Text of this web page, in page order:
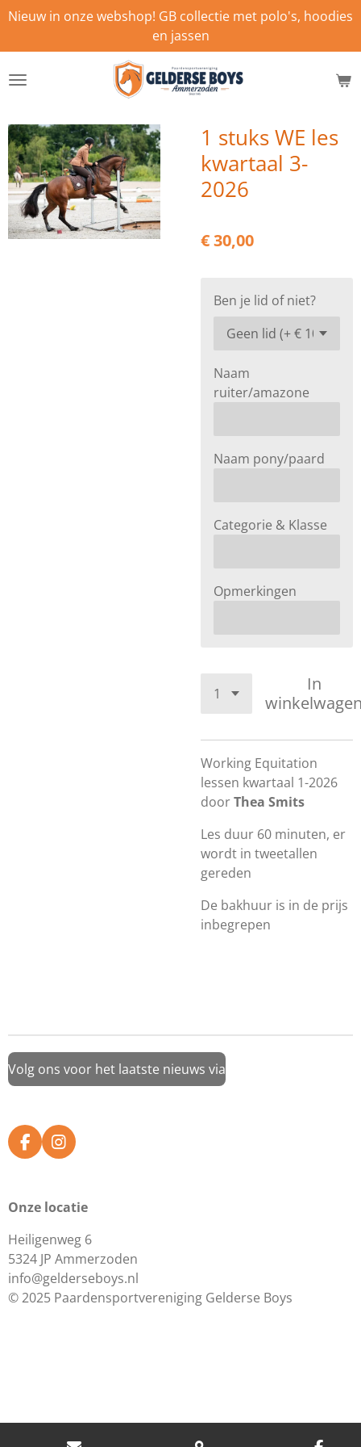
Ga
naar
de
Nieuw in onze webshop! GB collectie met polo's, hoodies
en jassen
1 stuks WE les
kwartaal 3-
2026
€ 30,00
Ben je lid of niet?
Naam
ruiter/amazone
Naam pony/paard
Categorie & Klasse
Opmerkingen
In
Working Equitation
lessen kwartaal 1-2026
doorThea Smits
Les duur 60 minuten, er
wordt in tweetallen
gereden
De bakhuur is in de prijs
inbegrepen
Volg ons voor het laatste nieuws via
F
a
b
o
k
I
n
a
r
a
m
Onze locatie
Heiligenweg 6
5324 JP Ammerzoden
info@gelderseboys.nl
© 2025 Paardensportvereniging Gelderse Boys